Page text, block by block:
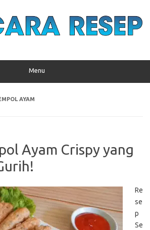
Menu
AYAM
Ayam Crispy yang
Re
se
p
Se